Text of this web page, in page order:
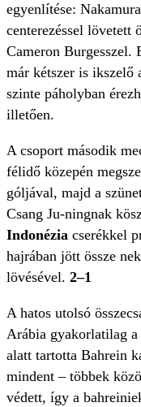
egyenlítése:
centerezéssel lövetett
Cameron Burgesszel.
már kétszer is ikszelő
szinte páholyban
illetően.
A csoport második
félidő közepén
góljával, majd a
Csang Ju-ningnak
Indonézia cserékkel
hajrában jött össze
lövésével. 2–1
A hatos utolsó
Arábia gyakorlatilag a
alatt tartotta Bahrein
mindent – többek
védett, így a